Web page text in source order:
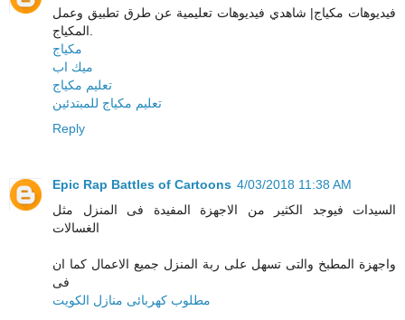
فيديوهات مكياج| شاهدي فيديوهات تعليمية عن طرق تطبيق وعمل
مكياج
ميك اب
تعليم مكياج
تعليم مكياج للمبتدئين
Reply
Epic Rap Battles of Cartoons 4/03/2018 11:38 AM
السيدات فيوجد الكثير من الاجهزة المفيدة فى المنزل مثل
الغسالات
واجهزة المطبخ والتى تسهل على ربة المنزل جميع الاعمال كما ان
فى
مطلوب كهربائى منازل الكويت